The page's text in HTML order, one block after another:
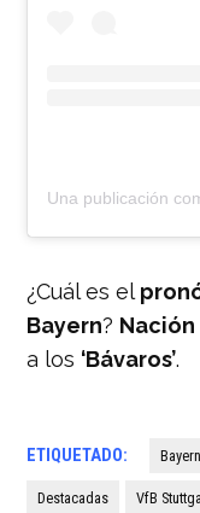
¿Cuál es el
Bayern?
a los ‘Bávaros’.
ETIQUETADO:
Destacadas VfB